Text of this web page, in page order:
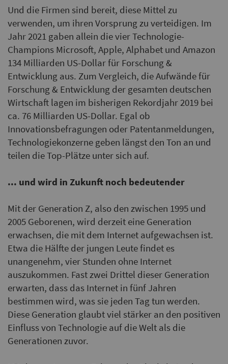
Und die Firmen sind bereit, diese Mittel zu
verwenden, um ihren Vorsprung zu verteidigen. Im
Jahr 2021 gaben allein die vier Technologie-
Champions Microsoft, Apple, Alphabet und Amazon
134 Milliarden US-Dollar für Forschung &
Entwicklung aus. Zum Vergleich, die Aufwände für
Forschung & Entwicklung der gesamten deutschen
Wirtschaft lagen im bisherigen Rekordjahr 2019 bei
ca. 76 Milliarden US-Dollar. Egal ob
Innovationsbefragungen oder Patentanmeldungen,
Technologiekonzerne geben längst den Ton an und
teilen die Top-Plätze unter sich auf.
... und wird in Zukunft noch bedeutender
Mit der Generation Z, also den zwischen 1995 und
2005 Geborenen, wird derzeit eine Generation
erwachsen, die mit dem Internet aufgewachsen ist.
Etwa die Hälfte der jungen Leute findet es
unangenehm, vier Stunden ohne Internet
auszukommen. Fast zwei Drittel dieser Generation
erwarten, dass das Internet in fünf Jahren
bestimmen wird, was sie jeden Tag tun werden.
Diese Generation glaubt viel stärker an den positiven
Einfluss von Technologie auf die Welt als die
Generationen zuvor.